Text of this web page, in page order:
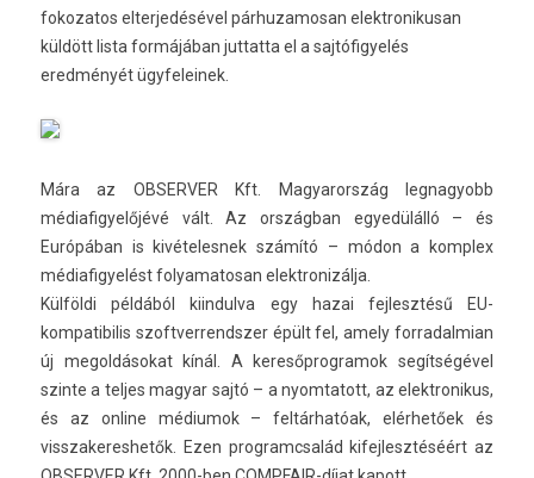
fokozatos elterjedésével párhuzamosan elektronikusan
küldött lista formájában juttatta el a sajtófigyelés
eredményét ügyfeleinek.
Mára az OB­SERV­ER Kft. Magyarország leg­nagyobb
médiafigyelőjévé vált. Az országban egyedülálló – és
Európában is kivételes­nek számító – módon a komplex
médiafigyelést folyamatosan elektronizál­ja.
Külföldi példából kiin­dulva egy hazai fej­lesztésű EU-
kompatibilis szoftver­rendsz­er épült fel, amely for­radal­mian
új megol­dásokat kínál. A keresőp­rogramok segítségével
szin­te a tel­jes magyar sajtó – a nyom­tatott, az elektronikus,
és az on­line médiumok – feltárhatóak, elérhetőek és
visszakeres­hetők. Ezen pro­gramcsalád kifej­lesztéséért az